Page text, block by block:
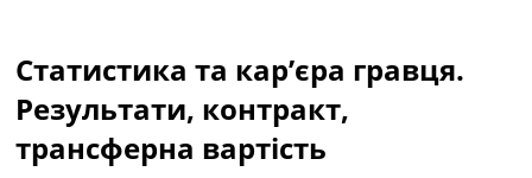
Чемпіонат Світу
Україна. Прем’єр-Ліга
Україна. Перша Ліга
Ліга Чемпіонів
Статистика та кар’єра гравця.
Результати, контракт,
трансферна вартість